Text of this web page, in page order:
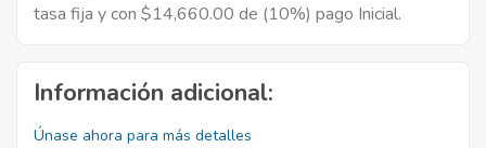
tasa fija y con $14,660.00 de (10%) pago Inicial.
Información adicional:
Únase ahora para más detalles